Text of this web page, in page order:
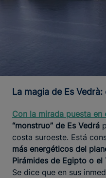
La magia de Es
Con la mirada puesta en
“monstruo” de Es Vedrá
costa suroeste. Está
más energéticos del
Pirámides de Egipto o el
Se dice que en sus